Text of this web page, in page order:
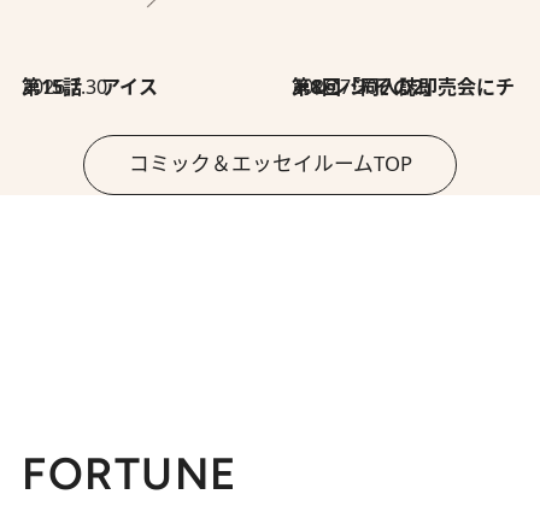
2026.7.30
第15話 アイス 2026.7.30
第8回「同人誌即売会にチャレンジ その2」
コミック＆エッセイルームTOP
FORTUNE